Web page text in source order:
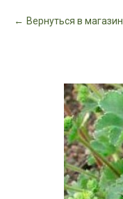
Вернуться в магазин